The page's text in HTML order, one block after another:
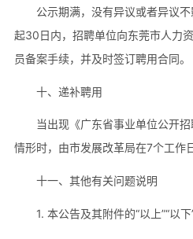
公示期满，没有异议或者异议
起30日内，招聘单位向东莞市人力
员备案手续，并及时签订聘用合同。
十、递补聘用
当出现《广东省事业单位公开
情形时，由市发展改革局在7个工作
十一、其他有关问题说明
1. 本公告及其附件的“以上”“以下